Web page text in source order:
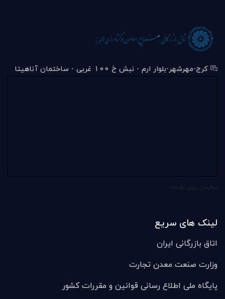
کرج-مهرشهر-بلوار ارم - نبش خ 100 غربی - ساختمان آناهیتا
لینک های سریع
اتاق بازرگانی ایران
وزارت صنعت معدن تجارت
پایگاه ملی اطلاع رسانی قوانین و مقررات کشور